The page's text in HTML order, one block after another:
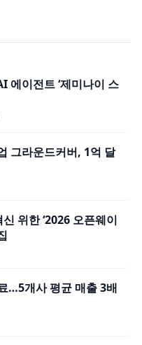
에이전트 ‘제미나이 스
그라운드커버, 1억 달
위한 ‘2026 오픈웨이
…5개사 평균 매출 3배